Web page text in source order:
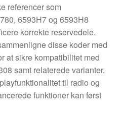
referencer som
6593H7 og 6593H8
korrekte reservedele.
disse koder med
at sikre kompatibilitet med
samt relaterede varianter.
til radio og
funktioner kan først